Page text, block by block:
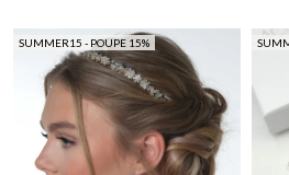
SUMMER15 - POUPE 15%